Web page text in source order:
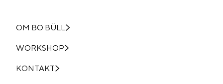
OM BO BÜLL
WORKSHOP
KONTAKT